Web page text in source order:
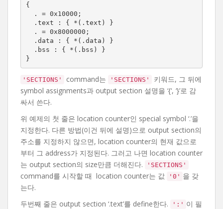
{
}
'SECTIONS' command는 'SECTIONS'
키워드, 그 뒤에
symbol assignments과 output section 설명을 ‘{‘, ‘}’로 감
싸서 쓴다.
위 예제의 첫 줄은 location counter인 special symbol ‘.’을
지정한다. 다른 방법(이건 뒤에 설명)으로 output section의
주소를 지정하지 않으면, location counter의 현재 값으로
부터 그 address가 지정된다. 그러고 나면 location counter
는 output section의 size만큼 더해진다.
'SECTIONS'
command를 시작할 때 location counter는 값 '0' 을 갖
는다.
두번째 줄은 output section ‘.text’를 define한다.
':' 이 필